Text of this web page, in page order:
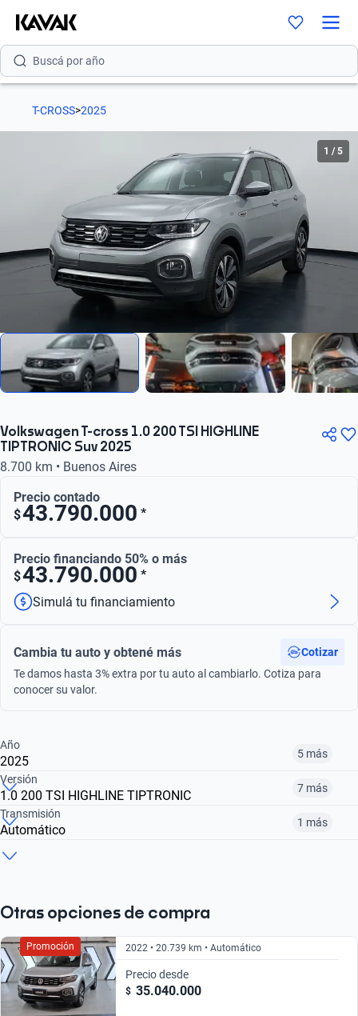
Buscá por versión
Buscá por año
T-CROSS>2025
1 /5
Volkswagen T-cross 1.0 200 TSI HIGHLINE
TIPTRONIC Suv 2025
8.700 km • Buenos Aires
Precio contado
$43.790.000 *
Precio financiando 50% o más
$43.790.000 *
Simulá tu financiamiento
Cambia tu auto y obtené más
Cotizar
Te damos hasta 3% extra por tu auto al cambiarlo. Cotiza para
conocer su valor.
Año
2025 5 más
2020
$ 31.362.000
2021
Versión
1.0 200 TSI HIGHLINE TIPTRONIC 7 más
Transmisión
Automático 1 más
$ 27.970.000 $ 35.040.000
Otras opciones de compra
Promoción 2022 • 20.739 km • Automático
Precio desde
$ 35.040.000